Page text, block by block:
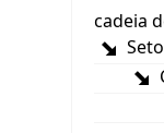
cadeia